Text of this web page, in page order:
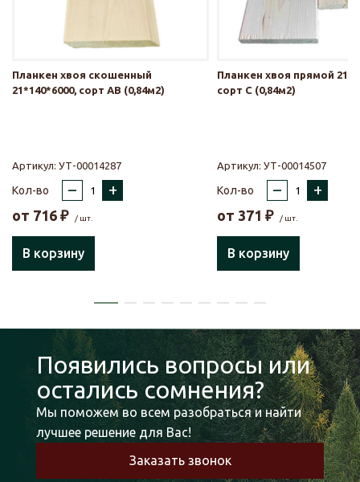
Планкен хвоя скошенный
21*140*6000, сорт АВ (0,84м2)
Артикул: УТ-00014287
Кол-во – +
от 716 ₽ / шт.
В корзину
Планкен хвоя прямой
сорт С (0,84м2)
Артикул: УТ-00014507
Кол-во – +
от 371 ₽ / шт.
В корзину
Появились вопросы или
остались сомнения?
Мы поможем во всем разобраться и найти
лучшее решение для Вас!
Заказать звонок